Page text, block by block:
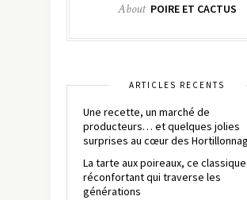
About POIRE ET CACTUS
ARTICLES RÉCENTS
Une recette, un marché de
producteurs… et quelques jolies
surprises au cœur des
La tarte aux poireaux, ce classique
réconfortant qui traverse les
générations